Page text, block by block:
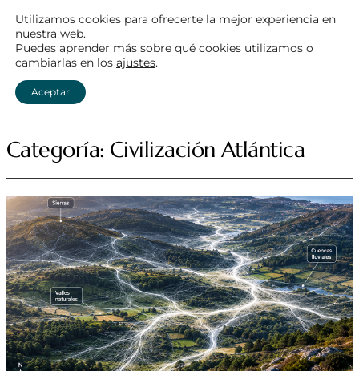
MEGALITISMO ATLÁNTICO
Categoría: Civilización Atlántica
Utilizamos cookies para ofrecerte la mejor experiencia en
nuestra web.
Puedes aprender más sobre qué cookies utilizamos o
cambiarlas en los ajustes.
Aceptar